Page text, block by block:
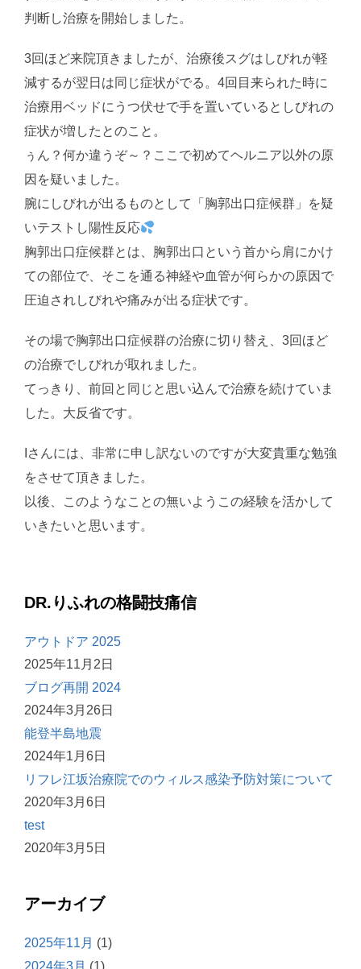
判断し治療を開始しました。
3回ほど来院頂きましたが、治療後スグはしびれが軽
減するが翌日は同じ症状がでる。4回目来られた時に
治療用ベッドにうつ伏せで手を置いているとしびれの
症状が増したとのこと。
ぅん？何か違うぞ～？ここで初めてヘルニア以外の原
因を疑いました。
腕にしびれが出るものとして「胸郭出口症候群」を疑
いテストし陽性反応
胸郭出口症候群とは、胸郭出口という首から肩にかけ
ての部位で、そこを通る神経や血管が何らかの原因で
圧迫されしびれや痛みが出る症状です。
その場で胸郭出口症候群の治療に切り替え、3回ほど
の治療でしびれが取れました。
てっきり、前回と同じと思い込んで治療を続けていま
した。大反省です。
Iさんには、非常に申し訳ないのですが大変貴重な勉強
をさせて頂きました。
以後、このようなことの無いようこの経験を活かして
いきたいと思います。
DR.りふれの格闘技痛信
アウトドア 2025
2025年11月2日
ブログ再開 2024
2024年3月26日
能登半島地震
2024年1月6日
リフレ江坂治療院でのウィルス感染予防対策について
2020年3月6日
test
2020年3月5日
アーカイブ
2025年11月 (1)